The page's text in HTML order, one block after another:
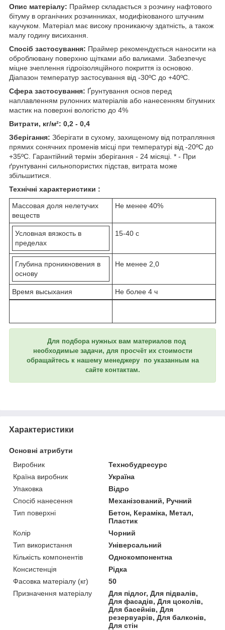
Опис матеріалу: Праймер складається з розчину нафтового
бітуму в органічних розчинниках, модифікованого штучним
каучуком. Матеріал має високу проникаючу здатність, а також
малу годину висихання.
Спосіб застосування: Праймер рекомендується наносити на
оброблювану поверхню щітками або валиками. Забезпечує
міцне зчеплення гідроізоляційного покриття із основою.
Діапазон температур застосування від -30ºС до +40ºС.
Сфера застосування: Ґрунтування основ перед
наплавленням рулонних матеріалів або нанесенням бітумних
мастик на поверхні вологістю до 4%
Витрати, кг/м²: 0,2 - 0,4
Зберігання: Зберігати в сухому, захищеному від потрапляння
прямих сонячних променів місці при температурі від -20ºС до
+35ºС. Гарантійний термін зберігання - 24 місяці. * - При
ґрунтуванні сильнопористих підстав, витрата може
збільшитися.
Технічні характеристики :
Массовая доля нелетучих
веществ
Не менее 40%
Условная вязкость в
пределах
15-40 с
Глубина проникновения в
основу
Не менее 2,0
Время высыхания Не более 4 ч
Для подбора нужных вам материалов под
необходимые задачи, для просчёт их стоимости
обращайтесь к нашему менеджеру по указанным на
сайте контактам.
Характеристики
Основні атрибути
Виробник
Технобудресурс
Країна виробник
Україна
Упаковка
Відро
Спосіб нанесення
Механізований, Ручний
Тип поверхні
Бетон, Кераміка, Метал,
Пластик
Колір
Чорний
Тип використання
Універсальний
Кількість компонентів
Однокомпонентна
Консистенція
Рідка
Фасовка матеріалу (кг)
50
Призначення матеріалу
Для підлог, Для підвалів,
Для фасадів, Для цоколів,
Для басейнів, Для
резервуарів, Для балконів,
Для стін